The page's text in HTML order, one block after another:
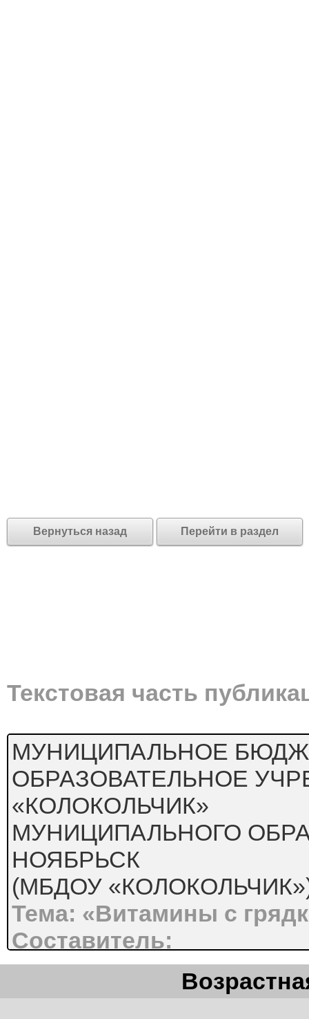
Вернуться назад Перейти в раздел
Текстовая часть
МУНИЦИПАЛЬНОЕ
ОБРАЗОВАТЕЛЬНОЕ
«КОЛОКОЛЬЧИК»
МУНИЦИПАЛЬНОГО
НОЯБРЬСК
(МБДОУ
Тема: «Витамины с
Составитель:
Г. Н. Надырова,
воспитатель МБДОУ